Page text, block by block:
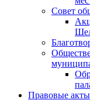
Совет
Правовые акты